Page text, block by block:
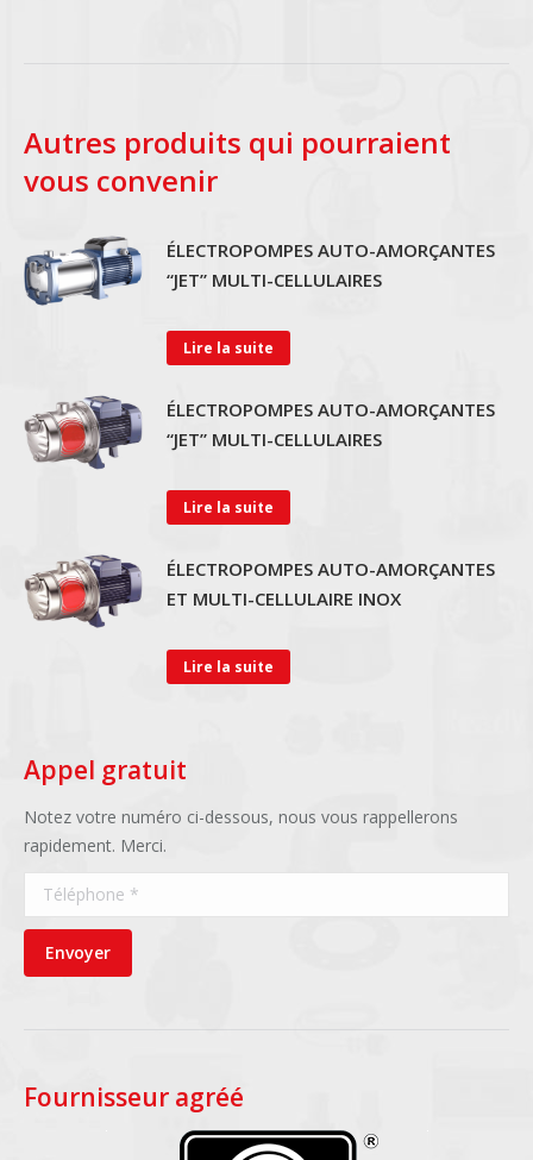
Autres produits qui pourraient
vous convenir
ÉLECTROPOMPES AUTO-AMORÇANTES
“JET” MULTI-CELLULAIRES
Lire la suite
ÉLECTROPOMPES AUTO-AMORÇANTES
“JET” MULTI-CELLULAIRES
Lire la suite
ÉLECTROPOMPES AUTO-AMORÇANTES
ET MULTI-CELLULAIRE INOX
Lire la suite
Appel gratuit
Notez votre numéro ci-dessous, nous vous rappellerons
rapidement. Merci.
Téléphone *
Envoyer
Fournisseur agréé